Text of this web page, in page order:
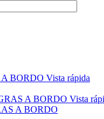
Vista rápida
Vista
A BORDO